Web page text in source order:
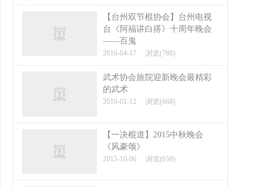
【台州双节棍协会】台州电视
台《阿福讲白搭》十周年晚会
——百鬼
2016-04-17 浏览(788)
武术协会旅院迎新晚会最精彩
的武术
2016-01-12 浏览(668)
【一决棍道】2015中秋晚会
《风豪颂》
2015-10-06 浏览(650)